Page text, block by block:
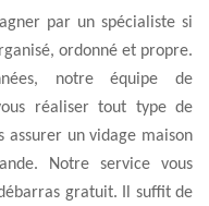
par un spécialiste si
ordonné et propre.
notre équipe de
réaliser tout type de
assurer un vidage maison
Notre service vous
gratuit. Il suffit de